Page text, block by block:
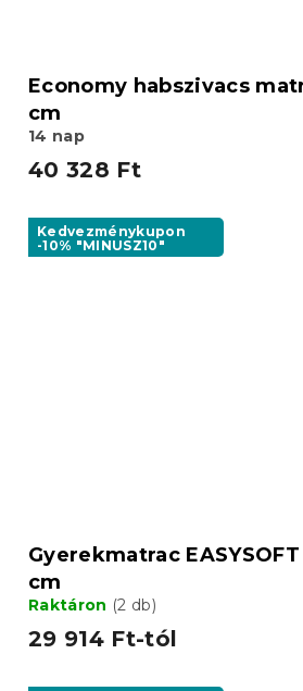
Economy habszivacs
cm
14 nap
40 328 Ft
Kedvezménykupon
-10% "MINUSZ10"
Gyerekmatrac
cm
Raktáron (2 db)
29 914 Ft-tól